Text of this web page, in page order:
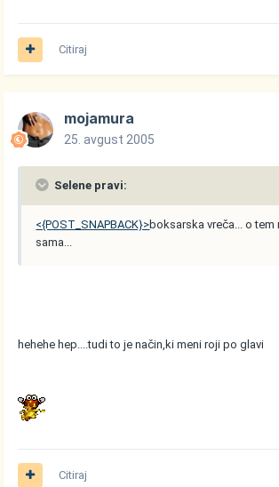
Citiraj
mojamura
25. avgust 2005
Selene pravi:
<{POST_SNAPBACK}>boksarska vreča... o
sama...
hehehe hep....tudi to je način,ki meni roji po glavi
Citiraj